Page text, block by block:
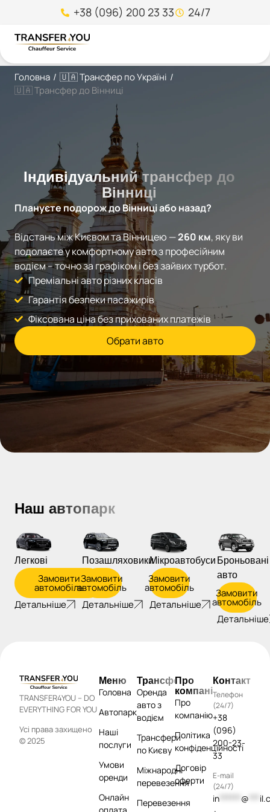
+38 (096) 200 23 33 24/7
Головна / 🇺🇦 Трансфер по Україні /
🇺🇦 Трансфер до Вінниці
Індивідуальний трансфер до
Вінниці
Плануєте подорож до Вінниці або назад?
Відстань між Києвом та Вінницею —260 км, яку ви
подолаєте у комфортному авто з професійним
водієм – точно за графіком і без зайвих турбот.
Преміальні авто різних класів
Гарантія безпеки пасажирів
Фіксована ціна без прихованих платежів
Обрати авто
Наш автопарк
Легкові
Замовити
автомобіль
Детальніше
Позашляховики
Замовити
автомобіль
Детальніше
Мікроавтобуси
Замовити
автомобіль
Детальніше
Броньовані
авто
Замовити
автомобіль
Детальніше
TRANSFER4YOU – DO
EVERYTHING FOR YOU
Усі права захищено
© 2025
Меню
Головна
Автопарк
Наші
послуги
Умови
оренди
Онлайн
Трансфери
Оренда
авто з
водієм
Трансфери
по Києву
Міжнародні
перевезення
Перевезення
Про
компанію
Про
компанію
Політика
конфіденційності
Договір
оферти
Контакти
Телефон
(24/7)
+38
(096)
200-23-
33
E-mail
(24/7)
in****** @